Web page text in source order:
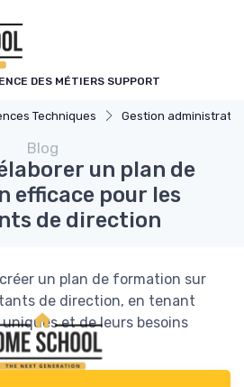
DES MÉTIERS SUPPORT
Techniques Gestion
Blog
un plan de
efficace pour les
de direction
un plan de formation sur
de direction, en tenant
et de leurs besoins